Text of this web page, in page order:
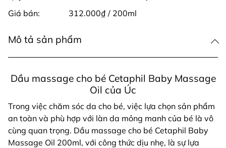
Giá bán:
312.000₫ / 200ml
Mô tả sản phẩm
Dầu massage cho bé Cetaphil Baby Massage
Oil của Úc
Trong việc chăm sóc da cho bé, việc lựa chọn sản phẩm
an toàn và phù hợp với làn da mỏng manh của bé là vô
cùng quan trọng. Dầu massage cho bé Cetaphil Baby
Massage Oil 200ml, với công thức dịu nhẹ, là sự lựa